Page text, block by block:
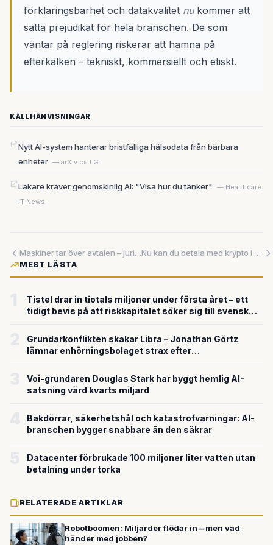
förklaringsbarhet och datakvalitet nukommer att
sätta prejudikat för hela branschen. De som
väntar på reglering riskerar att hamna på
efterkälken – tekniskt, kommersiellt och etiskt.
KÄLLHÄNVISNINGAR
Nytt AI-system hanterar bristfälliga hälsodata från bärbara
enheter — arXiv cs.LG
Läkare kräver genomskinlig AI: "Visa hur du tänker"
— Healthcare
IT News
Maskiner tar över avtalen – juristen överlever men måste förändras
Nu kan du betala med krypto i kassan — Revolut lanserar fysiskt betalkort
MEST LÄSTA
Tistel drar in tiotals miljoner under första året – ett
tidigt bevis på att riskkapitalet söker sig till svensk
Grundarkonflikten skakar Libra – Jonathan Görtz
lämnar enhörningsbolaget strax efter
Voi-grundaren Douglas Stark har byggt hemlig AI-
satsning värd kvarts miljard
Bakdörrar, säkerhetshål och katastrofvarningar: AI-
branschen bygger snabbare än den säkrar
Datacenter förbrukade 100 miljoner liter vatten utan
betalning under torka
RELATERADE ARTIKLAR
Robotboomen: Miljarder flödar in – men vad
händer med jobben?